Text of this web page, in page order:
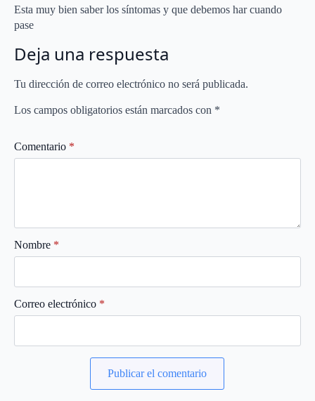
Esta muy bien saber los síntomas y que debemos har cuando
pase
Deja una respuesta
Tu dirección de correo electrónico no será publicada.
Los campos obligatorios están marcados con *
Comentario *
Nombre *
Correo electrónico *